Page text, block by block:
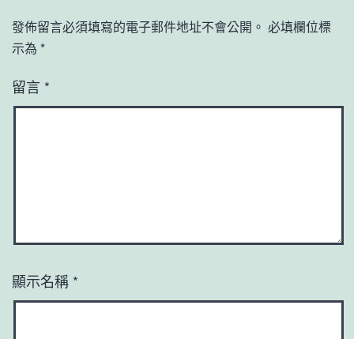
發佈留言必須填寫的電子郵件地址不會公開。 必填欄位標
示為 *
留言 *
顯示名稱 *